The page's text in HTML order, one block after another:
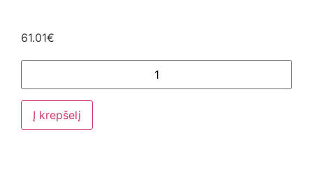
61.01€
Į krepšelį